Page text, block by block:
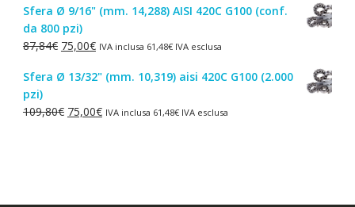
originale
era:
1,50€.
attuale
è:
1,00€.
Sfera Ø 9/16" (mm. 14,288) AISI 420C G100 (conf.
da 800 pzi)
87,84€ Il
originale
87,84€.
75,00€Il
attuale
75,00€.
IVA inclusa 61,48€IVA esclusa
Sfera Ø 13/32" (mm. 10,319) aisi 420C G100 (2.000
pzi)
109,80€ Il
75,00€IlIVA inclusa 61,48€IVA esclusa